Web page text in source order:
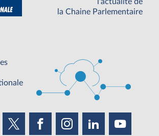
l'actualité de
la Chaine Parlementaire